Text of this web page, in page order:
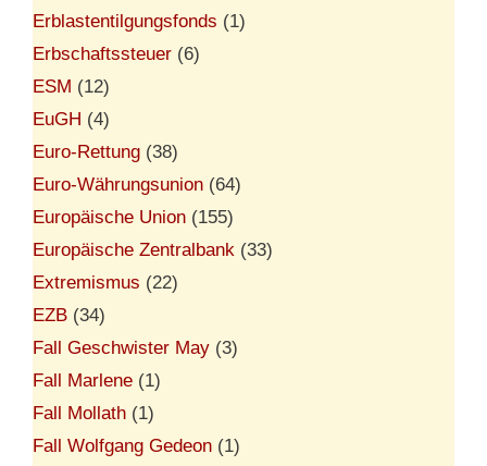
Erblastentilgungsfonds (1)
Erbschaftssteuer (6)
ESM (12)
EuGH (4)
Euro-Rettung (38)
Euro-Währungsunion (64)
Europäische Union (155)
Europäische Zentralbank (33)
Extremismus (22)
EZB (34)
Fall Geschwister May (3)
Fall Marlene (1)
Fall Mollath (1)
Fall Wolfgang Gedeon (1)